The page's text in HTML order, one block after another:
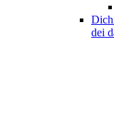
dei